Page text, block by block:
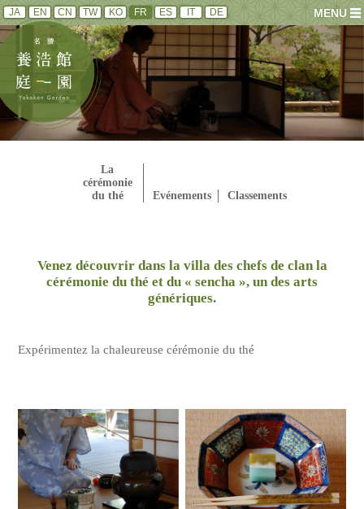
JA EN CN TW KO FR ES IT DE MENU
La
cérémonie
du thé
Evénements Classements
Venez découvrir dans la villa des chefs de clan la
cérémonie du thé et du « sencha », un des arts
génériques.
Expérimentez la chaleureuse cérémonie du thé